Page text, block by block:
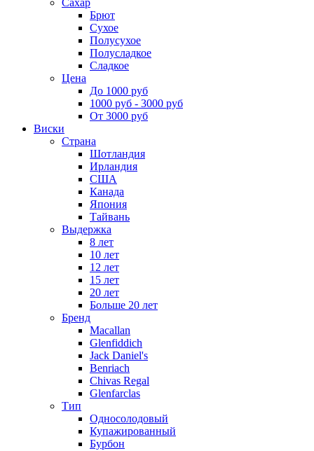
Брют
Сухое
Полусухое
Полусладкое
Сладкое
Цена
До 1000 руб
1000 руб - 3000 руб
От 3000 руб
Виски
Страна
Шотландия
Ирландия
США
Канада
Япония
Тайвань
Выдержка
8 лет
10 лет
12 лет
15 лет
20 лет
Больше 20 лет
Бренд
Macallan
Glenfiddich
Jack Daniel's
Benriach
Chivas Regal
Glenfarclas
Тип
Односолодовый
Купажированный
Бурбон